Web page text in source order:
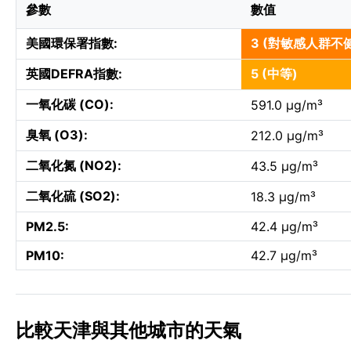
參數 數值
美國環保署指數:
3 (對敏感人群不
英國DEFRA指數:
5 (中等)
一氧化碳 (CO):
591.0 µg/m³
臭氧 (O3):
212.0 µg/m³
二氧化氮 (NO2):
43.5 µg/m³
二氧化硫 (SO2):
18.3 µg/m³
PM2.5:
42.4 µg/m³
PM10:
42.7 µg/m³
比較天津與其他城市的天氣